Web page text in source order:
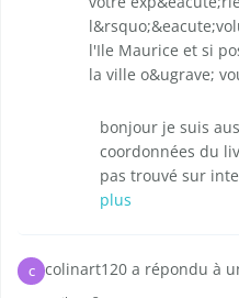
l'Ile Maurice et si
la ville o&ugrave;
bonjour je suis
coordonnées du
pas trouvé sur
plus
C colinart120 a répondu à